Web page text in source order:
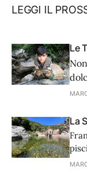
LEGGI IL
Le
La